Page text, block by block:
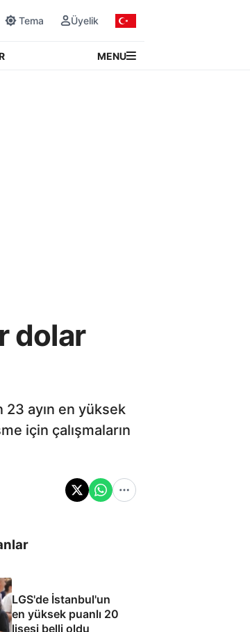
Tema Üyelik
MENU
dolar
23 ayın en yüksek
için çalışmaların
LGS'de İstanbul'un
en yüksek puanlı 20
lisesi belli oldu